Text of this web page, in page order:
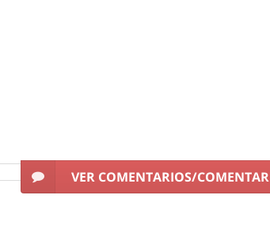
VER COMENTARIOS/COMENTAR